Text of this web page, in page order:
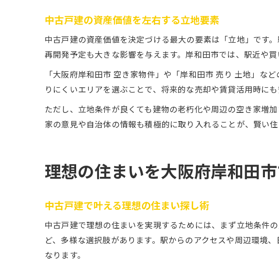
中古戸建の資産価値を左右する立地要素
中古戸建の資産価値を決定づける最大の要素は「立地」です
再開発予定も大きな影響を与えます。岸和田市では、駅近や
「大阪府岸和田市 空き家物件」や「岸和田市 売り 土地」な
りにくいエリアを選ぶことで、将来的な売却や賃貸活用時にも
ただし、立地条件が良くても建物の老朽化や周辺の空き家増
家の意見や自治体の情報も積極的に取り入れることが、賢い住
理想の住まいを大阪府岸和田
中古戸建で叶える理想の住まい探し術
中古戸建で理想の住まいを実現するためには、まず立地条件
ど、多様な選択肢があります。駅からのアクセスや周辺環境
なります。